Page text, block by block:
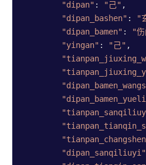
"dipan" : "己" ,
"dipan_bashen" : "
"dipan_bamen" : "
"yingan" : "己" ,
"dipan_sanqiliuyi"